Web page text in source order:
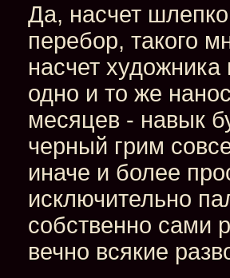
Да, насчет
перебор, такого
насчет художника
одно и то же
месяцев - навык
черный грим
иначе и более
исключительно
собственно сами
вечно всякие